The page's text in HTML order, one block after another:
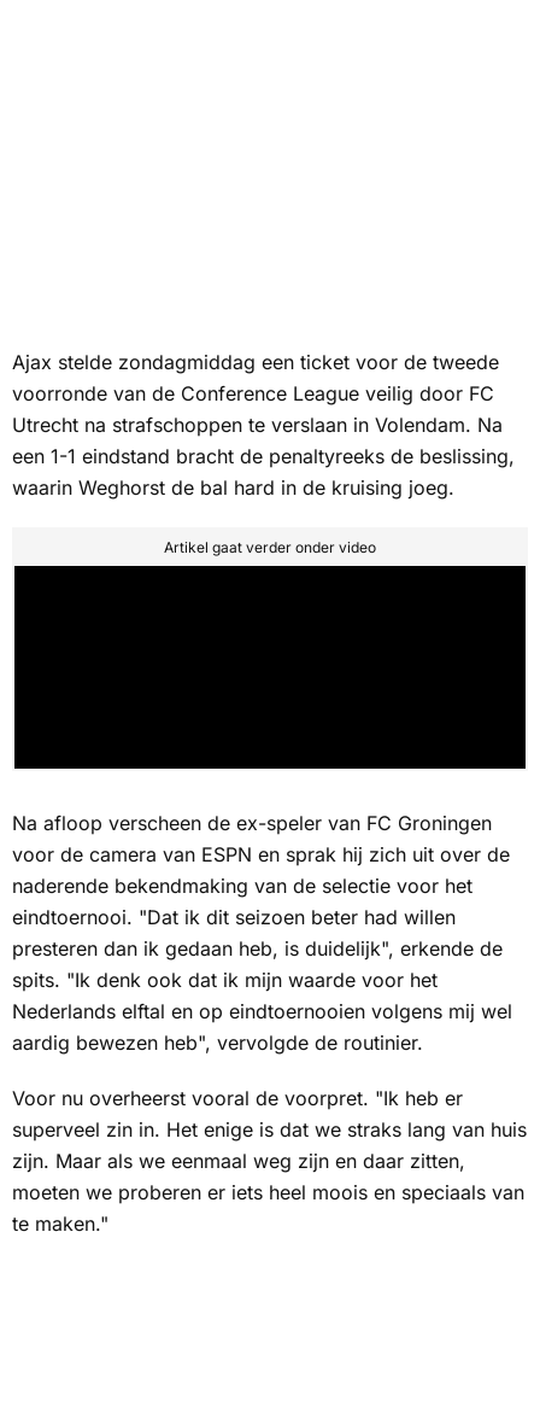
Ajax stelde zondagmiddag een ticket voor de tweede
voorronde van de Conference League veilig door FC
Utrecht na strafschoppen te verslaan in Volendam. Na
een 1-1 eindstand bracht de penaltyreeks de beslissing,
waarin Weghorst de bal hard in de kruising joeg.
Artikel gaat verder onder video
Na afloop verscheen de ex-speler van FC Groningen
voor de camera van ESPN en sprak hij zich uit over de
naderende bekendmaking van de selectie voor het
eindtoernooi. "Dat ik dit seizoen beter had willen
presteren dan ik gedaan heb, is duidelijk", erkende de
spits. "Ik denk ook dat ik mijn waarde voor het
Nederlands elftal en op eindtoernooien volgens mij wel
aardig bewezen heb", vervolgde de routinier.
Voor nu overheerst vooral de voorpret. "Ik heb er
superveel zin in. Het enige is dat we straks lang van huis
zijn. Maar als we eenmaal weg zijn en daar zitten,
moeten we proberen er iets heel moois en speciaals van
te maken."